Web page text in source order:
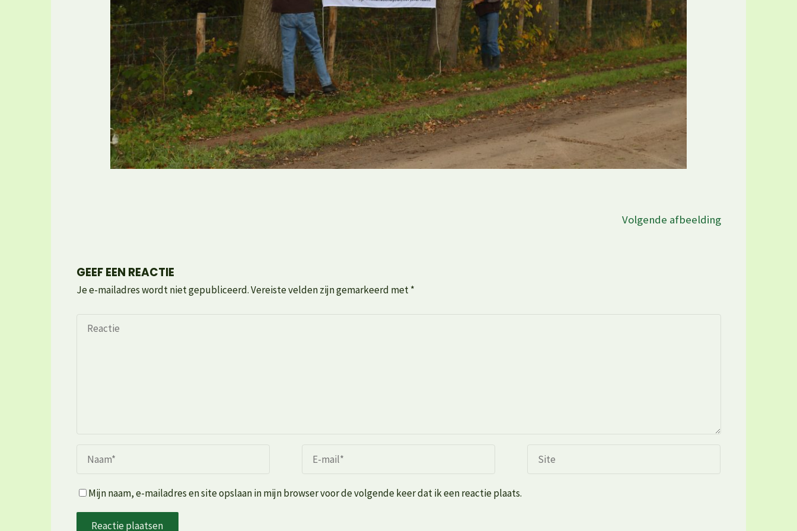
Volgende afbeelding
GEEF EEN REACTIE
Je e-mailadres wordt niet gepubliceerd.Vereiste velden zijn gemarkeerd met*
Mijn naam, e-mailadres en site opslaan in mijn browser voor de volgende keer dat ik een reactie plaats.